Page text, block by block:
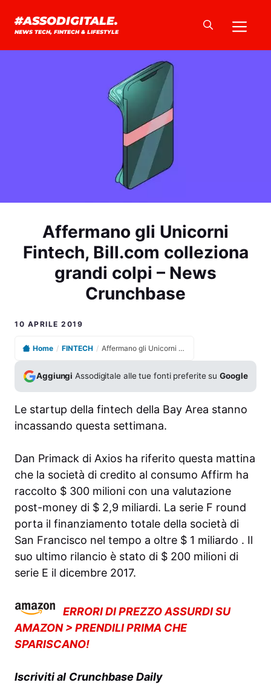
#ASSODIGITALE.
NEWS TECH, FINTECH & LIFESTYLE
Affermano gli Unicorni
Fintech, Bill.com colleziona
grandi colpi – News
Crunchbase
10 APRILE 2019
Home / FINTECH / Affermano gli Unicorni Fintech, Bill.com colleziona grandi colpi – News Crunchbase
Aggiungi Assodigitale alle tue fonti preferite suGoogle
Le startup della fintech della Bay Area stanno
incassando questa settimana.
Dan Primack di Axios ha riferito questa mattina
che la società di credito al consumo Affirm ha
raccolto $ 300 milioni con una valutazione
post-money di $ 2,9 miliardi. La serie F round
porta il finanziamento totale della società di
San Francisco nel tempo a oltre $ 1 miliardo . Il
suo ultimo rilancio è stato di $ 200 milioni di
serie E il dicembre 2017.
ERRORI DI PREZZO ASSURDI SU
AMAZON > PRENDILI PRIMA CHE
SPARISCANO!
Iscriviti al Crunchbase Daily